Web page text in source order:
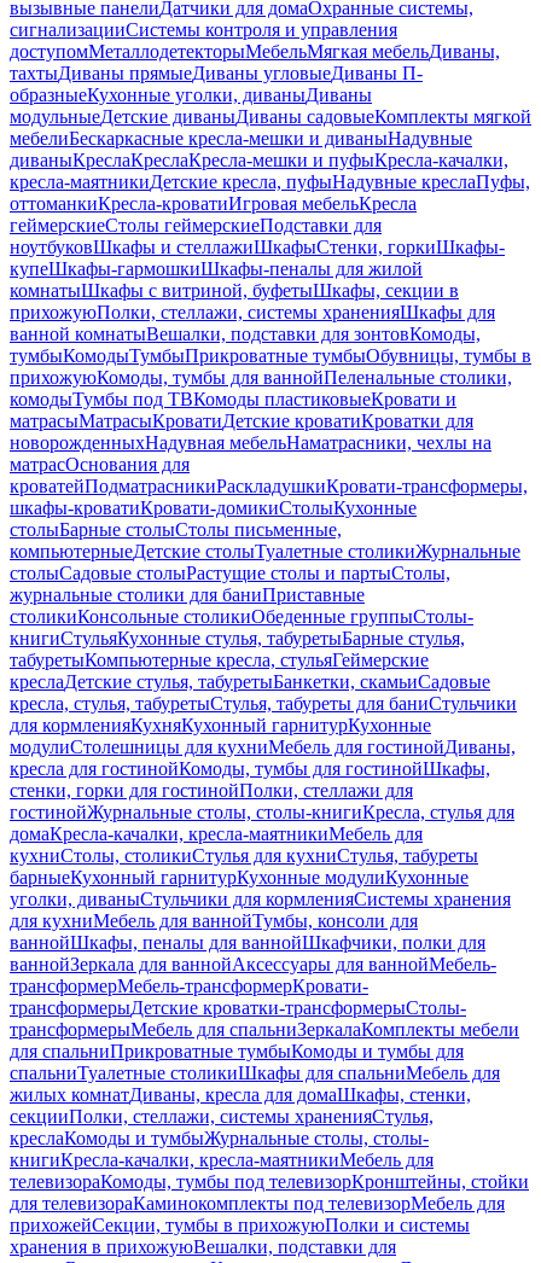
вызывные панелиДатчики для домаОхранные системы,
сигнализацииСистемы контроля и управления
доступомМеталлодетекторыМебельМягкая мебельДиваны,
тахтыДиваны прямыеДиваны угловыеДиваны П-
образныеКухонные уголки, диваныДиваны
модульныеДетские диваныДиваны садовыеКомплекты мягкой
мебелиБескаркасные кресла-мешки и диваныНадувные
диваныКреслаКреслаКресла-мешки и пуфыКресла-качалки,
кресла-маятникиДетские кресла, пуфыНадувные креслаПуфы,
оттоманкиКресла-кроватиИгровая мебельКресла
геймерскиеСтолы геймерскиеПодставки для
ноутбуковШкафы и стеллажиШкафыСтенки, горкиШкафы-
купеШкафы-гармошкиШкафы-пеналы для жилой
комнатыШкафы с витриной, буфетыШкафы, секции в
прихожуюПолки, стеллажи, системы храненияШкафы для
ванной комнатыВешалки, подставки для зонтовКомоды,
тумбыКомодыТумбыПрикроватные тумбыОбувницы, тумбы в
прихожуюКомоды, тумбы для ваннойПеленальные столики,
комодыТумбы под ТВКомоды пластиковыеКровати и
матрасыМатрасыКроватиДетские кроватиКроватки для
новорожденныхНадувная мебельНаматрасники, чехлы на
матрасОснования для
кроватейПодматрасникиРаскладушкиКровати-трансформеры,
шкафы-кроватиКровати-домикиСтолыКухонные
столыБарные столыСтолы письменные,
компьютерныеДетские столыТуалетные столикиЖурнальные
столыСадовые столыРастущие столы и партыСтолы,
журнальные столики для баниПриставные
столикиКонсольные столикиОбеденные группыСтолы-
книгиСтульяКухонные стулья, табуретыБарные стулья,
табуретыКомпьютерные кресла, стульяГеймерские
креслаДетские стулья, табуретыБанкетки, скамьиСадовые
кресла, стулья, табуретыСтулья, табуреты для баниСтульчики
для кормленияКухняКухонный гарнитурКухонные
модулиСтолешницы для кухниМебель для гостинойДиваны,
кресла для гостинойКомоды, тумбы для гостинойШкафы,
стенки, горки для гостинойПолки, стеллажи для
гостинойЖурнальные столы, столы-книгиКресла, стулья для
домаКресла-качалки, кресла-маятникиМебель для
кухниСтолы, столикиСтулья для кухниСтулья, табуреты
барныеКухонный гарнитурКухонные модулиКухонные
уголки, диваныСтульчики для кормленияСистемы хранения
для кухниМебель для ваннойТумбы, консоли для
ваннойШкафы, пеналы для ваннойШкафчики, полки для
ваннойЗеркала для ваннойАксессуары для ваннойМебель-
трансформерМебель-трансформерКровати-
трансформерыДетские кроватки-трансформерыСтолы-
трансформерыМебель для спальниЗеркалаКомплекты мебели
для спальниПрикроватные тумбыКомоды и тумбы для
спальниТуалетные столикиШкафы для спальниМебель для
жилых комнатДиваны, кресла для домаШкафы, стенки,
секцииПолки, стеллажи, системы храненияСтулья,
креслаКомоды и тумбыЖурнальные столы, столы-
книгиКресла-качалки, кресла-маятникиМебель для
телевизораКомоды, тумбы под телевизорКронштейны, стойки
для телевизораКаминокомплекты под телевизорМебель для
прихожейСекции, тумбы в прихожуюПолки и системы
хранения в прихожуюВешалки, подставки для